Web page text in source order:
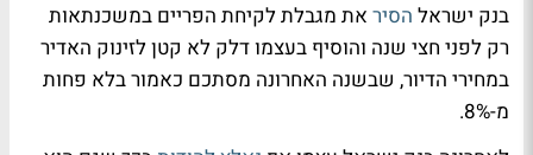
בנק ישראל הסיר את מגבלת לקיחת הפריים במשכנתאות
רק לפני חצי שנה והוסיף בעצמו דלק לא קטן לזינוק האדיר
במחירי הדיור, שבשנה האחרונה מסתכם כאמור בלא פחות
מ-8%.